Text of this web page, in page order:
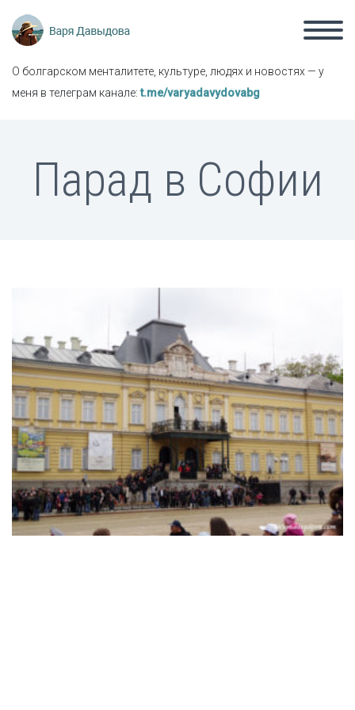
О болгарском менталитете, культуре, людях и новостях — у
меня в телеграм канале:t.me/varyadavydovabg
Парад в Софии